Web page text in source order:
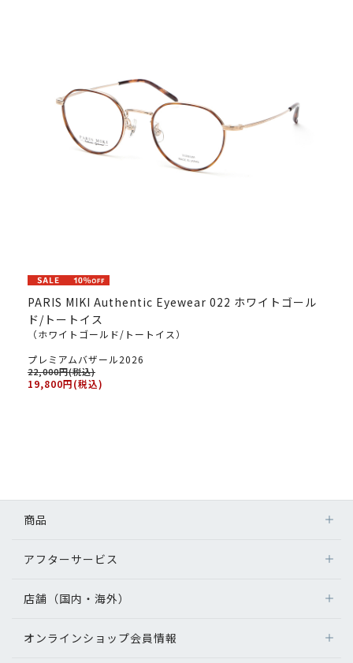
PARIS MIKI Authentic Eyewear 022 ホワイトゴール
ド/トートイス
（ホワイトゴールド/トートイス）
プレミアムバザール2026
22,000円(税込)
19,800円(税込)
商品
アフターサービス
店舗（国内・海外）
オンラインショップ会員情報